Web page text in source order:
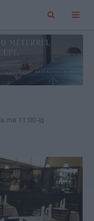
ma 11:00-ig